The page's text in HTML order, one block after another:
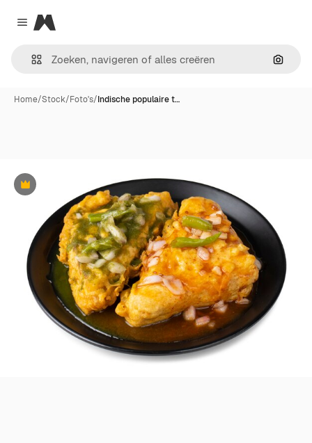
Close menu
Magnific
Home/Stock/Foto's/Indische populaire t…
Premium